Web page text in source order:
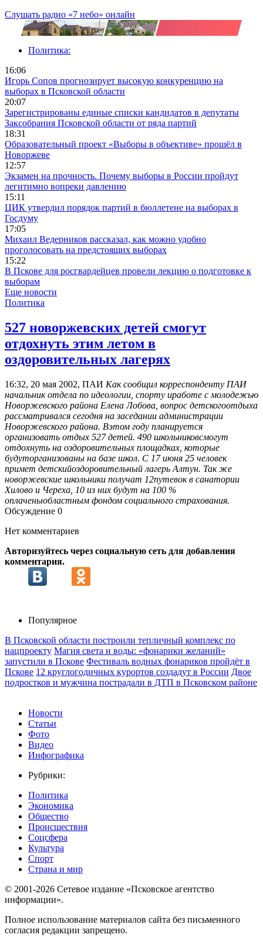
Слушать радио «7 небо» онлайн
Политика:
16:06
Игорь Сопов прогнозирует высокую конкуренцию на
выборах в Псковской области
20:07
Зарегистрированы единые списки кандидатов в депутаты
Заксобрания Псковской области от ряда партий
18:31
Образовательный проект «Выборы в объективе» прошёл в
Новоржеве
12:57
Экзамен на прочность. Почему выборы в России пройдут
легитимно вопреки давлению
15:11
ЦИК утвердил порядок партий в бюллетене на выборах в
Госдуму
17:05
Михаил Ведерников рассказал, как можно удобно
проголосовать на предстоящих выборах
15:22
В Пскове для росгвардейцев провели лекцию о подготовке к
выборам
Еще новости
Политика
527 новоржевских детей смогут
отдохнуть этим летом в
оздоровительных лагерях
16:32, 20 мая 2002, ПАИ Как сообщил корреспонденту ПАИ
начальник отдела по идеологии, спорту иработе с молодежью
Новоржевского района Елена Лобова, вопрос детскогоотдыха
рассматривался сегодня на заседании администрации
Новоржевского района. Вэтом году планируется
организовать отдых 527 детей. 490 школьниковсмогут
отдохнуть на оздоровительных площадках, которые
будуторганизованы на базе школ. С 17 июня 25 человек
примет детскийоздоровительный лагерь Алтун. Так же
новоржевские школьники получат 12путевок в санатории
Хилово и Череха, 10 из них будут на 100 %
оплаченыобластным фондом социального страхования.
Обсуждение 0
Нет комментариев
Авторизуйтесь через социальную сеть для добавления
комментария.
Популярное
В Псковской области построили тепличный комплекс по
нацпроекту Магия света и воды: «фонарики желаний»
запустили в Пскове Фестиваль водных фонариков пройдёт в
Пскове 12 круглогодичных курортов создадут в России Двое
подростков и мужчина пострадали в ДТП в Псковском районе
Новости
Статьи
Фото
Видео
Инфографика
Рубрики:
Политика
Экономика
Общество
Происшествия
Соцсфера
Культура
Спорт
Страна и мир
© 2001-2026 Сетевое издание «Псковское агентство
информации».
Полное использование материалов сайта без письменного
согласия редакции запрещено.